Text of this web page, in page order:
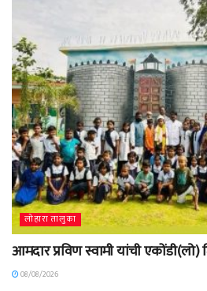
लोहारा तालुका
आमदार प्रविण स्वामी यांची
08/08/2026